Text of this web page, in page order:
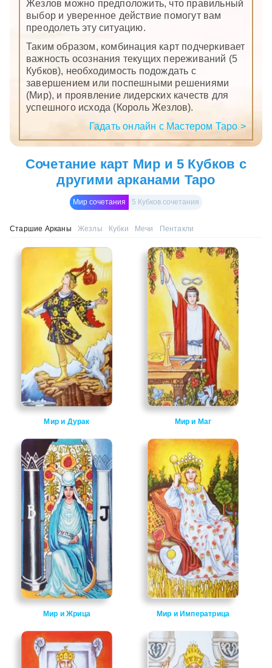
Жезлов можно предположить, что правильный
выбор и уверенное действие помогут вам
преодолеть эту ситуацию.
Таким образом, комбинация карт подчеркивает
важность осознания текущих переживаний (5
Кубков), необходимость подождать с
завершением или поспешными решениями
(Мир), и проявление лидерских качеств для
успешного исхода (Король Жезлов).
Гадать онлайн с Мастером Таро >
Сочетание карт Мир и 5 Кубков с
другими арканами Таро
Мир сочетания 5 Кубков сочетания
Старшие Арканы Жезлы Кубки Мечи Пентакли
Мир и Дурак Мир и Маг
Мир и Жрица Мир и Императрица